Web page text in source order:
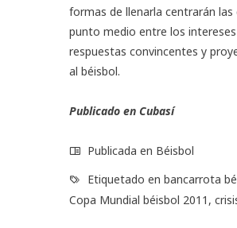
formas de llenarla centrarán las
punto medio entre los
respuestas convincentes y
al béisbol.
Publicado en Cubasí
Publicada en Béisbol
Etiquetado en bancarrota
Copa Mundial béisbol 2011 ,